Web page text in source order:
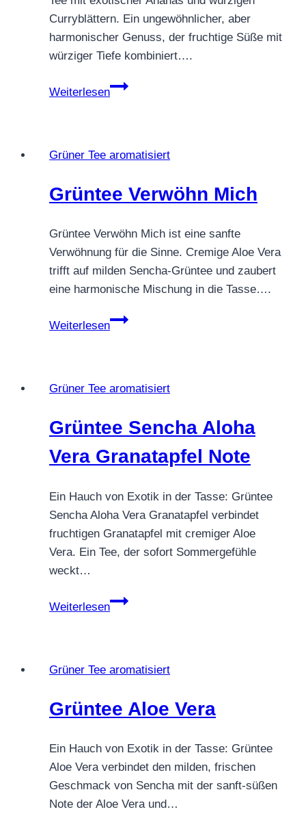
Curryblättern. Ein ungewöhnlicher, aber
harmonischer Genuss, der fruchtige Süße mit
würziger Tiefe kombiniert….
Weiterlesen
Grüntee
Grüner Tee aromatisiert
Grüntee Verwöhn Mich
Grüntee Verwöhn Mich ist eine sanfte
Verwöhnung für die Sinne. Cremige Aloe Vera
trifft auf milden Sencha-Grüntee und zaubert
eine harmonische Mischung in die Tasse….
Weiterlesen
Grüntee
Grüner Tee aromatisiert
Grüntee Sencha Aloha
Vera Granatapfel Note
Ein Hauch von Exotik in der Tasse: Grüntee
Sencha Aloha Vera Granatapfel verbindet
fruchtigen Granatapfel mit cremiger Aloe
Vera. Ein Tee, der sofort Sommergefühle
weckt…
Weiterlesen
Grüntee
Granatapfel
Grüner Tee aromatisiert
Grüntee Aloe Vera
Ein Hauch von Exotik in der Tasse: Grüntee
Aloe Vera verbindet den milden, frischen
Geschmack von Sencha mit der sanft-süßen
Note der Aloe Vera und…